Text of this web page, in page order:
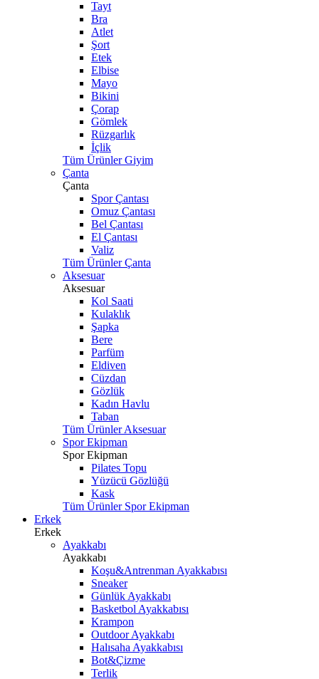
Tayt
Bra
Atlet
Şort
Etek
Elbise
Mayo
Bikini
Çorap
Gömlek
Rüzgarlık
İçlik
Tüm Ürünler Giyim
Çanta
Çanta
Spor Çantası
Omuz Çantası
Bel Çantası
El Çantası
Valiz
Tüm Ürünler Çanta
Aksesuar
Aksesuar
Kol Saati
Kulaklık
Şapka
Bere
Parfüm
Eldiven
Cüzdan
Gözlük
Kadın Havlu
Taban
Tüm Ürünler Aksesuar
Spor Ekipman
Spor Ekipman
Pilates Topu
Yüzücü Gözlüğü
Kask
Tüm Ürünler Spor Ekipman
Erkek
Erkek
Ayakkabı
Ayakkabı
Koşu&Antrenman Ayakkabısı
Sneaker
Günlük Ayakkabı
Basketbol Ayakkabısı
Krampon
Outdoor Ayakkabı
Halısaha Ayakkabısı
Bot&Çizme
Terlik